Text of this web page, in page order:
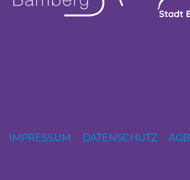
IMPRESSUM DATENSCHUTZ AGB